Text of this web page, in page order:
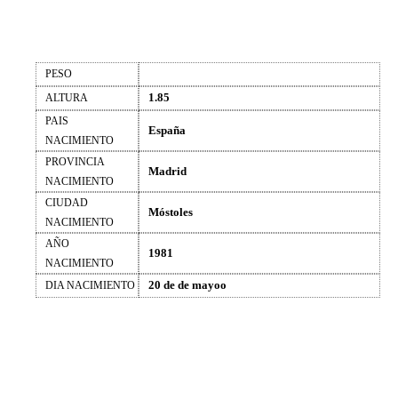
PESO
ALTURA
1.85
PAIS
NACIMIENTO
España
PROVINCIA
NACIMIENTO
Madrid
CIUDAD
NACIMIENTO
Móstoles
AÑO
NACIMIENTO
1981
DIA NACIMIENTO 20 de de mayoo